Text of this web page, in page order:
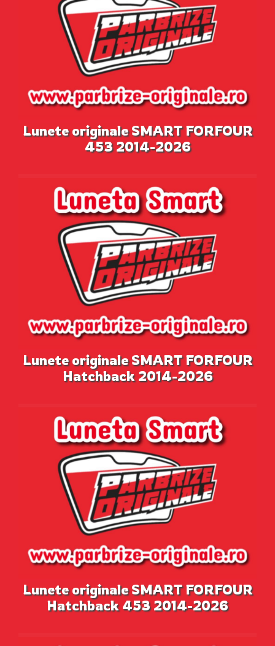
Lunete originale SMART FORFOUR
453 2014-2026
Lunete originale SMART FORFOUR
Hatchback 2014-2026
Lunete originale SMART FORFOUR
Hatchback 453 2014-2026